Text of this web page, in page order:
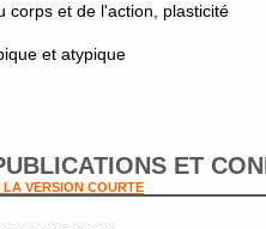
corps et de l'action, plasticité
et atypique
ET
VERSION COURTE